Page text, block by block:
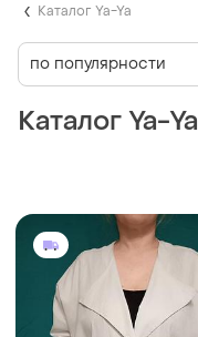
Каталог Ya-Ya
Каталог Ya-Ya
по популярности